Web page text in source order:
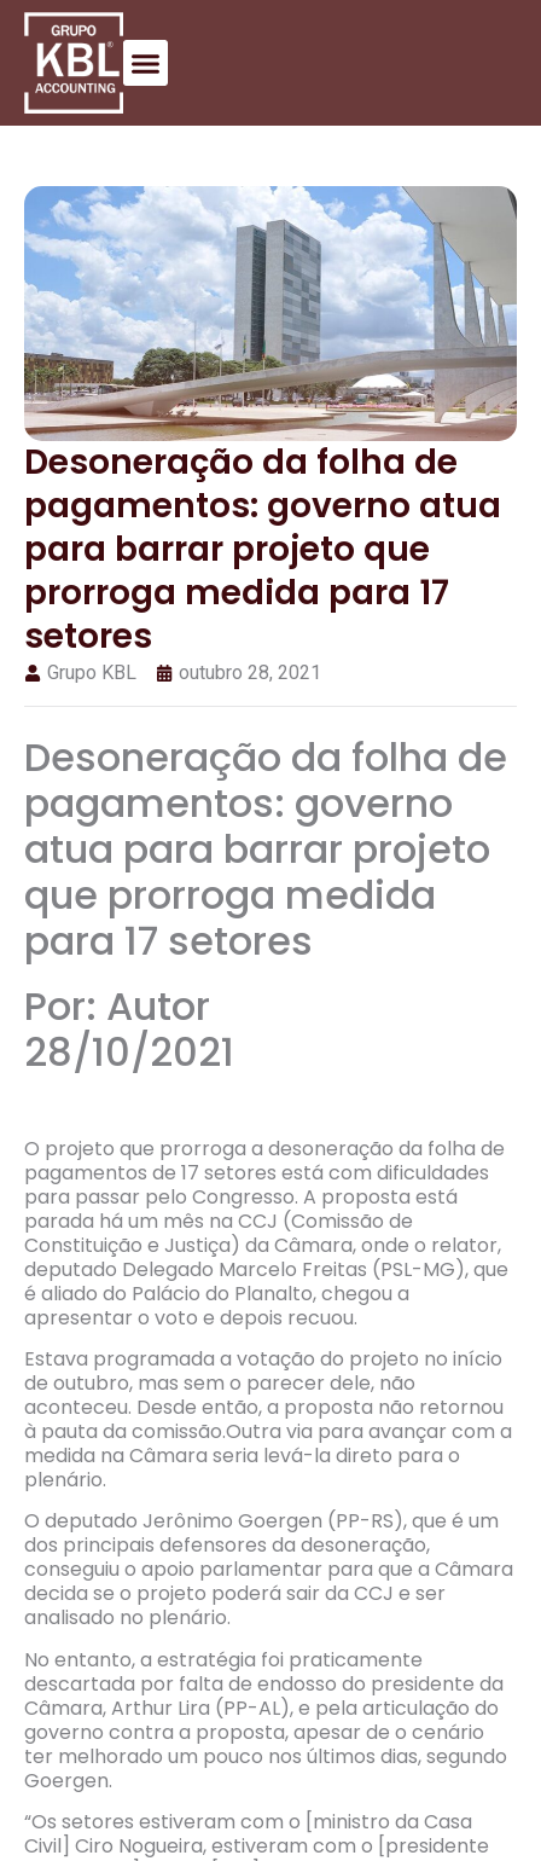
Desoneração da folha de
pagamentos: governo atua
para barrar projeto que
prorroga medida para 17
setores
Grupo KBL outubro 28, 2021
Desoneração da folha de
pagamentos: governo
atua para barrar projeto
que prorroga medida
para 17 setores
Por: Autor
28/10/2021
O projeto que prorroga a desoneração da folha de
pagamentos de 17 setores está com dificuldades
para passar pelo Congresso. A proposta está
parada há um mês na CCJ (Comissão de
Constituição e Justiça) da Câmara, onde o relator,
deputado Delegado Marcelo Freitas (PSL-MG), que
é aliado do Palácio do Planalto, chegou a
apresentar o voto e depois recuou.
Estava programada a votação do projeto no início
de outubro, mas sem o parecer dele, não
aconteceu. Desde então, a proposta não retornou
à pauta da comissão.Outra via para avançar com a
medida na Câmara seria levá-la direto para o
plenário.
O deputado Jerônimo Goergen (PP-RS), que é um
dos principais defensores da desoneração,
conseguiu o apoio parlamentar para que a Câmara
decida se o projeto poderá sair da CCJ e ser
analisado no plenário.
No entanto, a estratégia foi praticamente
descartada por falta de endosso do presidente da
Câmara, Arthur Lira (PP-AL), e pela articulação do
governo contra a proposta, apesar de o cenário
ter melhorado um pouco nos últimos dias, segundo
Goergen.
“Os setores estiveram com o [ministro da Casa
Civil] Ciro Nogueira, estiveram com o [presidente